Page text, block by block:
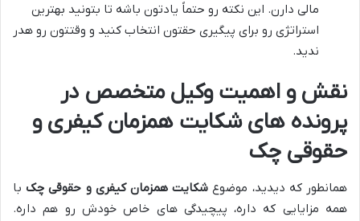
مالی دارن. این نکته رو حتماً یادتون باشه تا بتونید بهترین
استراتژی رو برای پیگیری حقتون انتخاب کنید و وقتتون رو هدر
ندید.
نقش و اهمیت وکیل متخصص در
پرونده هایشکایت همزمان کیفری و
حقوقی چک
همانطور که دیدید، موضوع شکایت همزمان کیفری و حقوقی چک با
همه مزایایی که داره، پیچیدگی های خاص خودش رو هم داره.